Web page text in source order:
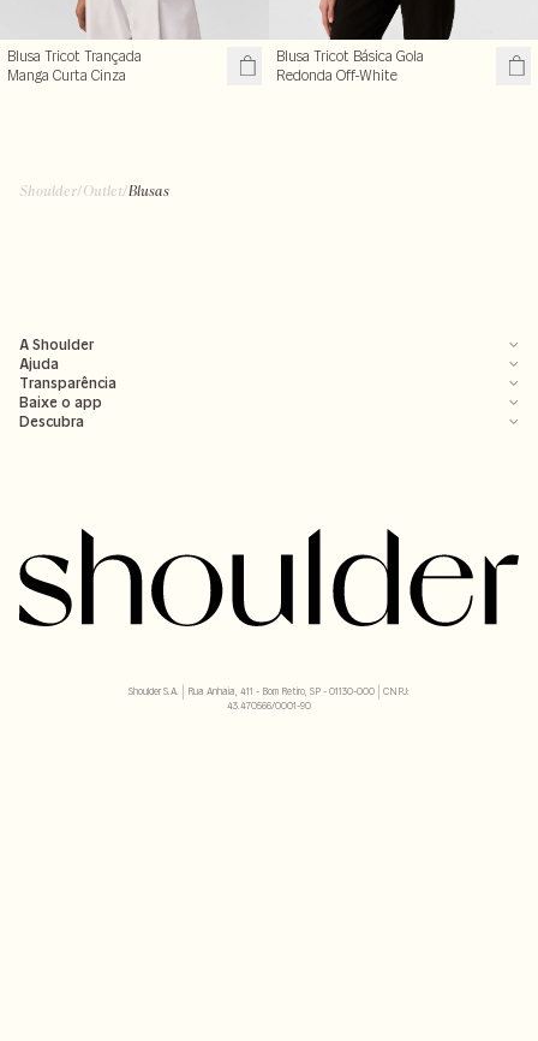
Blusa Tricot Trançada
Manga Curta Cinza
Blusa Tricot Básica Gola
Redonda Off-White
Shoulder/Outlet/Blusas
A Shoulder
Ajuda
Transparência
Baixe o app
Descubra
Shoulder S.A. | Rua Anhaia, 411 - Bom Retiro, SP - 01130-000 | CNPJ:
43.470566/0001-90